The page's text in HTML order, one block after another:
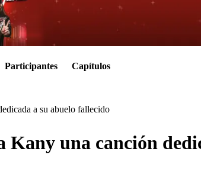
Participantes Capítulos
a su abuelo fallecido
una canción